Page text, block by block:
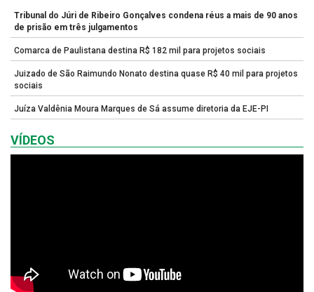
Tribunal do Júri de Ribeiro Gonçalves condena réus a mais de 90 anos
de prisão em três julgamentos
Comarca de Paulistana destina R$ 182 mil para projetos sociais
Juizado de São Raimundo Nonato destina quase R$ 40 mil para projetos
sociais
Juíza Valdênia Moura Marques de Sá assume diretoria da EJE-PI
VÍDEOS